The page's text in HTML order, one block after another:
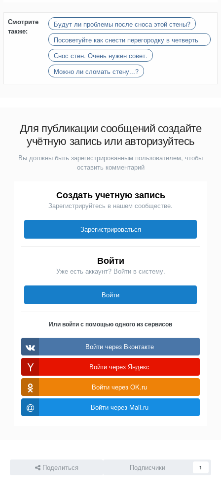
Смотрите
также:
Будут ли проблемы после сноса этой стены?
Посоветуйте как снести перегородку в четверть
кирпича.
Снос стен. Очень нужен совет.
Можно ли сломать стену...?
Для публикации сообщений создайте
учётную запись или авторизуйтесь
Вы должны быть зарегистрированным пользователем, чтобы
оставить комментарий
Создать учетную запись
Зарегистрируйтесь в нашем сообществе.
Зарегистрироваться
Войти
Уже есть аккаунт? Войти в систему.
Войти
Или войти с помощью одного из сервисов
Войти через Вконтакте
Войти через Яндекс
Войти через OK.ru
Войти через Mail.ru
Поделиться Подписчики 1